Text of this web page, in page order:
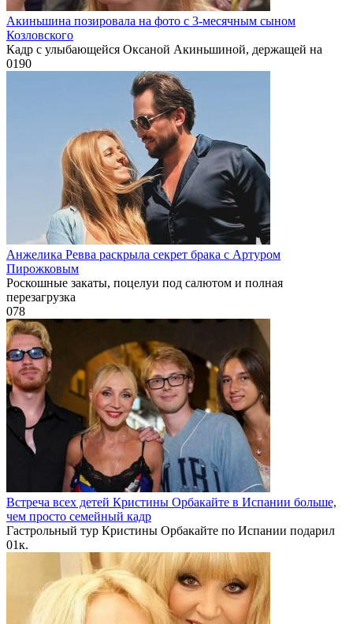
Акиньшина позировала на фото с 3-месячным сыном
Козловского
Кадр с улыбающейся Оксаной Акиньшиной, держащей на
0190
Анжелика Ревва раскрыла секрет брака с Артуром
Пирожковым
Роскошные закаты, поцелуи под салютом и полная
перезагрузка
078
Встреча всех детей Кристины Орбакайте в Испании больше,
чем просто семейный кадр
Гастрольный тур Кристины Орбакайте по Испании подарил
01к.